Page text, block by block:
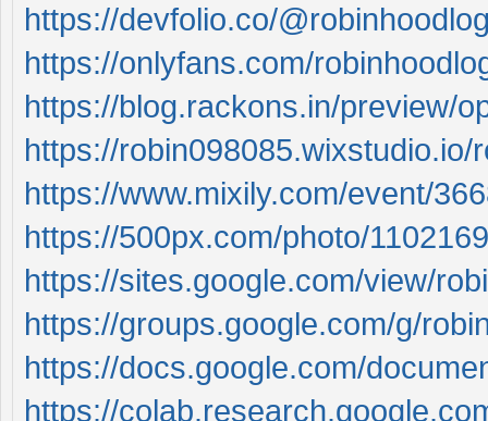
https://devfolio.co/
https://onlyfans.com/
https://blog.rackons.in/preview/
https://robin098085.wixstudio.io/
https://www.mixily.com/event/
https://500px.com/photo/
https://sites.google.com/view/
https://groups.google.com/g/
https://docs.google.com/
https://